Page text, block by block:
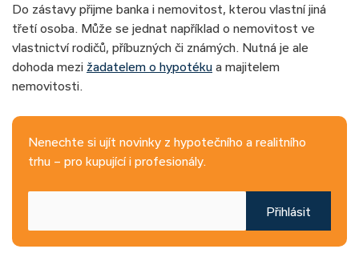
Do zástavy přijme banka i nemovitost, kterou vlastní jiná
třetí osoba. Může se jednat například o nemovitost ve
vlastnictví rodičů, příbuzných či známých. Nutná je ale
dohoda mezi žadatelem o hypotéku a majitelem
nemovitosti.
Nenechte si ujít novinky z hypotečního a realitního
trhu – pro kupující i profesionály.
Přihlásit